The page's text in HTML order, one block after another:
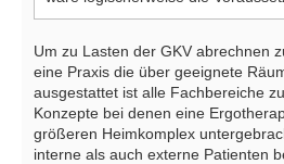
Um zu Lasten der GKV abrechnen
eine Praxis die über geeignete
ausgestattet ist alle Fachbereiche
Konzepte bei denen eine
größeren Heimkomplex
interne als auch externe Patienten